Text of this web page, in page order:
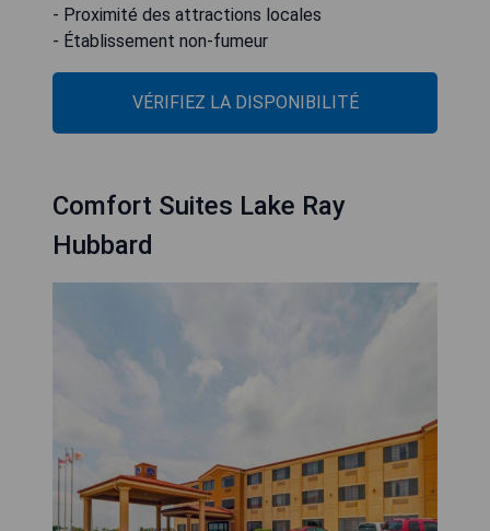
- Proximité des attractions locales
- Établissement non-fumeur
VÉRIFIEZ LA DISPONIBILITÉ
Comfort Suites Lake Ray
Hubbard